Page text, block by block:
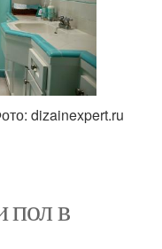
dizainexpert.ru
пол в